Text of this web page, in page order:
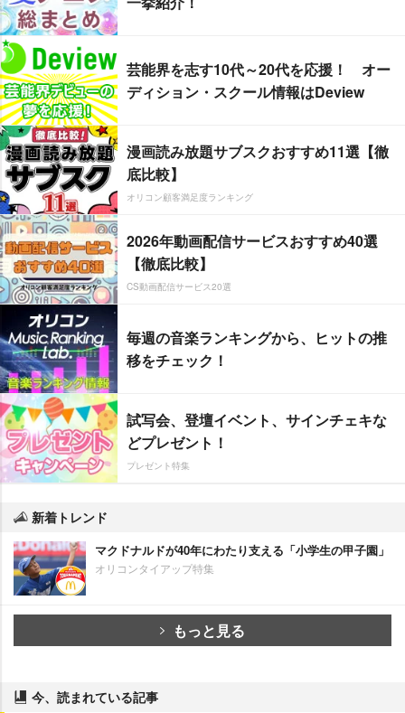
芸能界を志す10代～20代を応援！ オー
ディション・スクール情報はDeview
漫画読み放題サブスクおすすめ11選【徹
底比較】
オリコン顧客満足度ランキング
2026年動画配信サービスおすすめ40選
【徹底比較】
CS動画配信サービス20選
毎週の音楽ランキングから、ヒットの推
移をチェック！
試写会、登壇イベント、サインチェキな
どプレゼント！
プレゼント特集
新着トレンド
マクドナルドが40年にわたり支える「小学生の甲子園」
オリコンタイアップ特集
もっと見る
今、読まれている記事